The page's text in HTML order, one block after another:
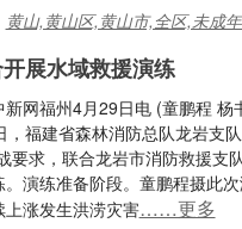
黄山,黄山区,黄山市,全区,未成
展水域救援演练
网福州4月29日电 (童鹏程 杨
福建省森林消防总队龙岩支
要求，联合龙岩市消防救援支
演练准备阶段。童鹏程摄此
涨发生洪涝灾害……更多